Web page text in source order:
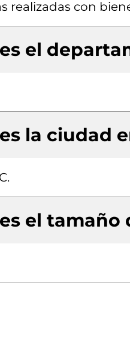
realizadas con
el
la ciudad
el tamaño